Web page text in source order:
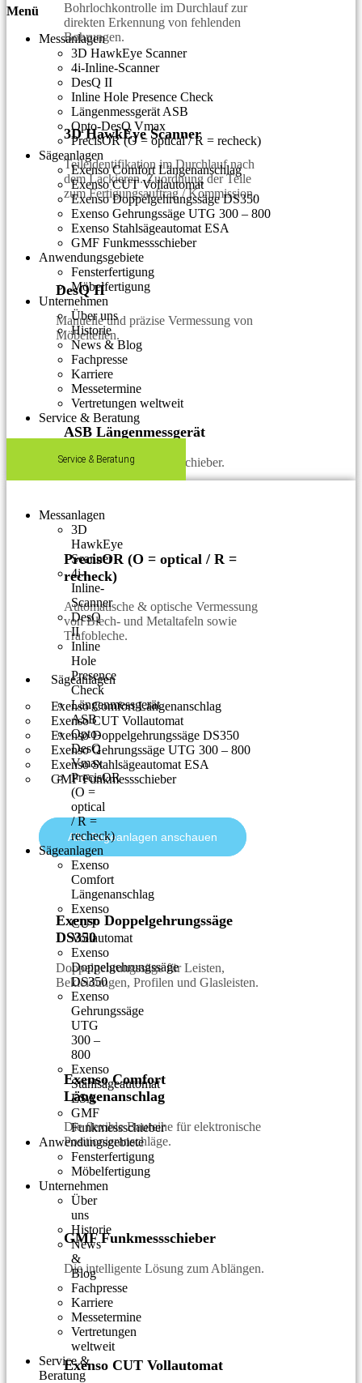
Bohrlochkontrolle im Durchlauf zur
direkten Erkennung von fehlenden
Bohrungen.
3D HawkEye Scanner
Teileidentifikation im Durchlauf nach
dem Lackieren. Zuordnung der Teile
zum Fertigungsauftrag / Kommission.
DesQ II
Manuelle und präzise Vermessung von
Möbelteilen.
ASB Längenmessgerät
Einfacher Längenmessschieber.
PrecisOR (O = optical / R =
recheck)
Automatische & optische Vermessung
von Blech- und Metaltafeln sowie
Trafobleche.
Sägeanlagen
Exenso Comfort Längenanschlag
Exenso CUT Vollautomat
Exenso Doppelgehrungssäge DS350
Exenso Gehrungssäge UTG 300 – 800
Exenso Stahlsägeautomat ESA
GMF Funkmessschieber
Alle Sägeanlagen anschauen
Exenso Doppelgehrungssäge
DS350
Doppelgehrungssäge für Leisten,
Bekleidungen, Profilen und Glasleisten.
Exenso Comfort
Längenanschlag
Die flexible Baureihe für elektronische
Positionieranschläge.
GMF Funkmessschieber
Die intelligente Lösung zum Ablängen.
Exenso CUT Vollautomat
Menü
Messanlagen
3D HawkEye Scanner
4i-Inline-Scanner
DesQ II
Inline Hole Presence Check
Längenmessgerät ASB
Opto-DesQ Vmax
PrecisOR (O = optical / R = recheck)
Sägeanlagen
Exenso Comfort Längenanschlag
Exenso CUT Vollautomat
Exenso Doppelgehrungssäge DS350
Exenso Gehrungssäge UTG 300 – 800
Exenso Stahlsägeautomat ESA
GMF Funkmessschieber
Anwendungsgebiete
Fensterfertigung
Möbelfertigung
Unternehmen
Über uns
Historie
News & Blog
Fachpresse
Karriere
Messetermine
Vertretungen weltweit
Service & Beratung
Service & Beratung
Messanlagen
3D
HawkEye
Scanner
4i-
Inline-
Scanner
DesQ
II
Inline
Hole
Presence
Check
Längenmessgerät
ASB
Opto-
DesQ
Vmax
PrecisOR
(O =
optical
/ R =
recheck)
Sägeanlagen
Exenso
Comfort
Längenanschlag
Exenso
CUT
Vollautomat
Exenso
Doppelgehrungssäge
DS350
Exenso
Gehrungssäge
UTG
300 –
800
Exenso
Stahlsägeautomat
ESA
GMF
Funkmessschieber
Anwendungsgebiete
Fensterfertigung
Möbelfertigung
Unternehmen
Über
uns
Historie
News
&
Blog
Fachpresse
Karriere
Messetermine
Vertretungen
weltweit
Service &
Beratung